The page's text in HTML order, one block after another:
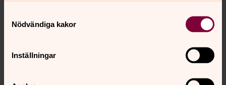
Nödvändiga kakor
Inställningar